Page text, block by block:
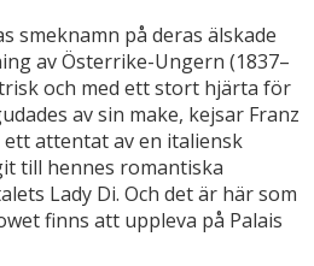
smeknamn på deras älskade
av Österrike-Ungern (1837–
och med ett stort hjärta för
av sin make, kejsar Franz
ett attentat av en italiensk
till hennes romantiska
Lady Di. Och det är här som
finns att uppleva på Palais